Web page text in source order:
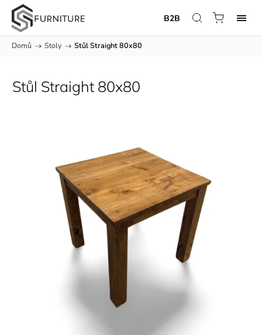
B2B
Domů / Stoly / Stůl Straight 80x80
Stůl Straight 80x80